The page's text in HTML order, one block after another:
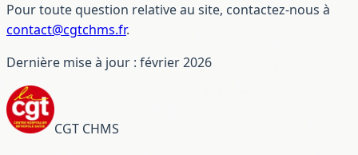
Pour toute question relative au site, contactez-nous à
contact@cgtchms.fr.
Dernière mise à jour : février 2026
CGT CHMS